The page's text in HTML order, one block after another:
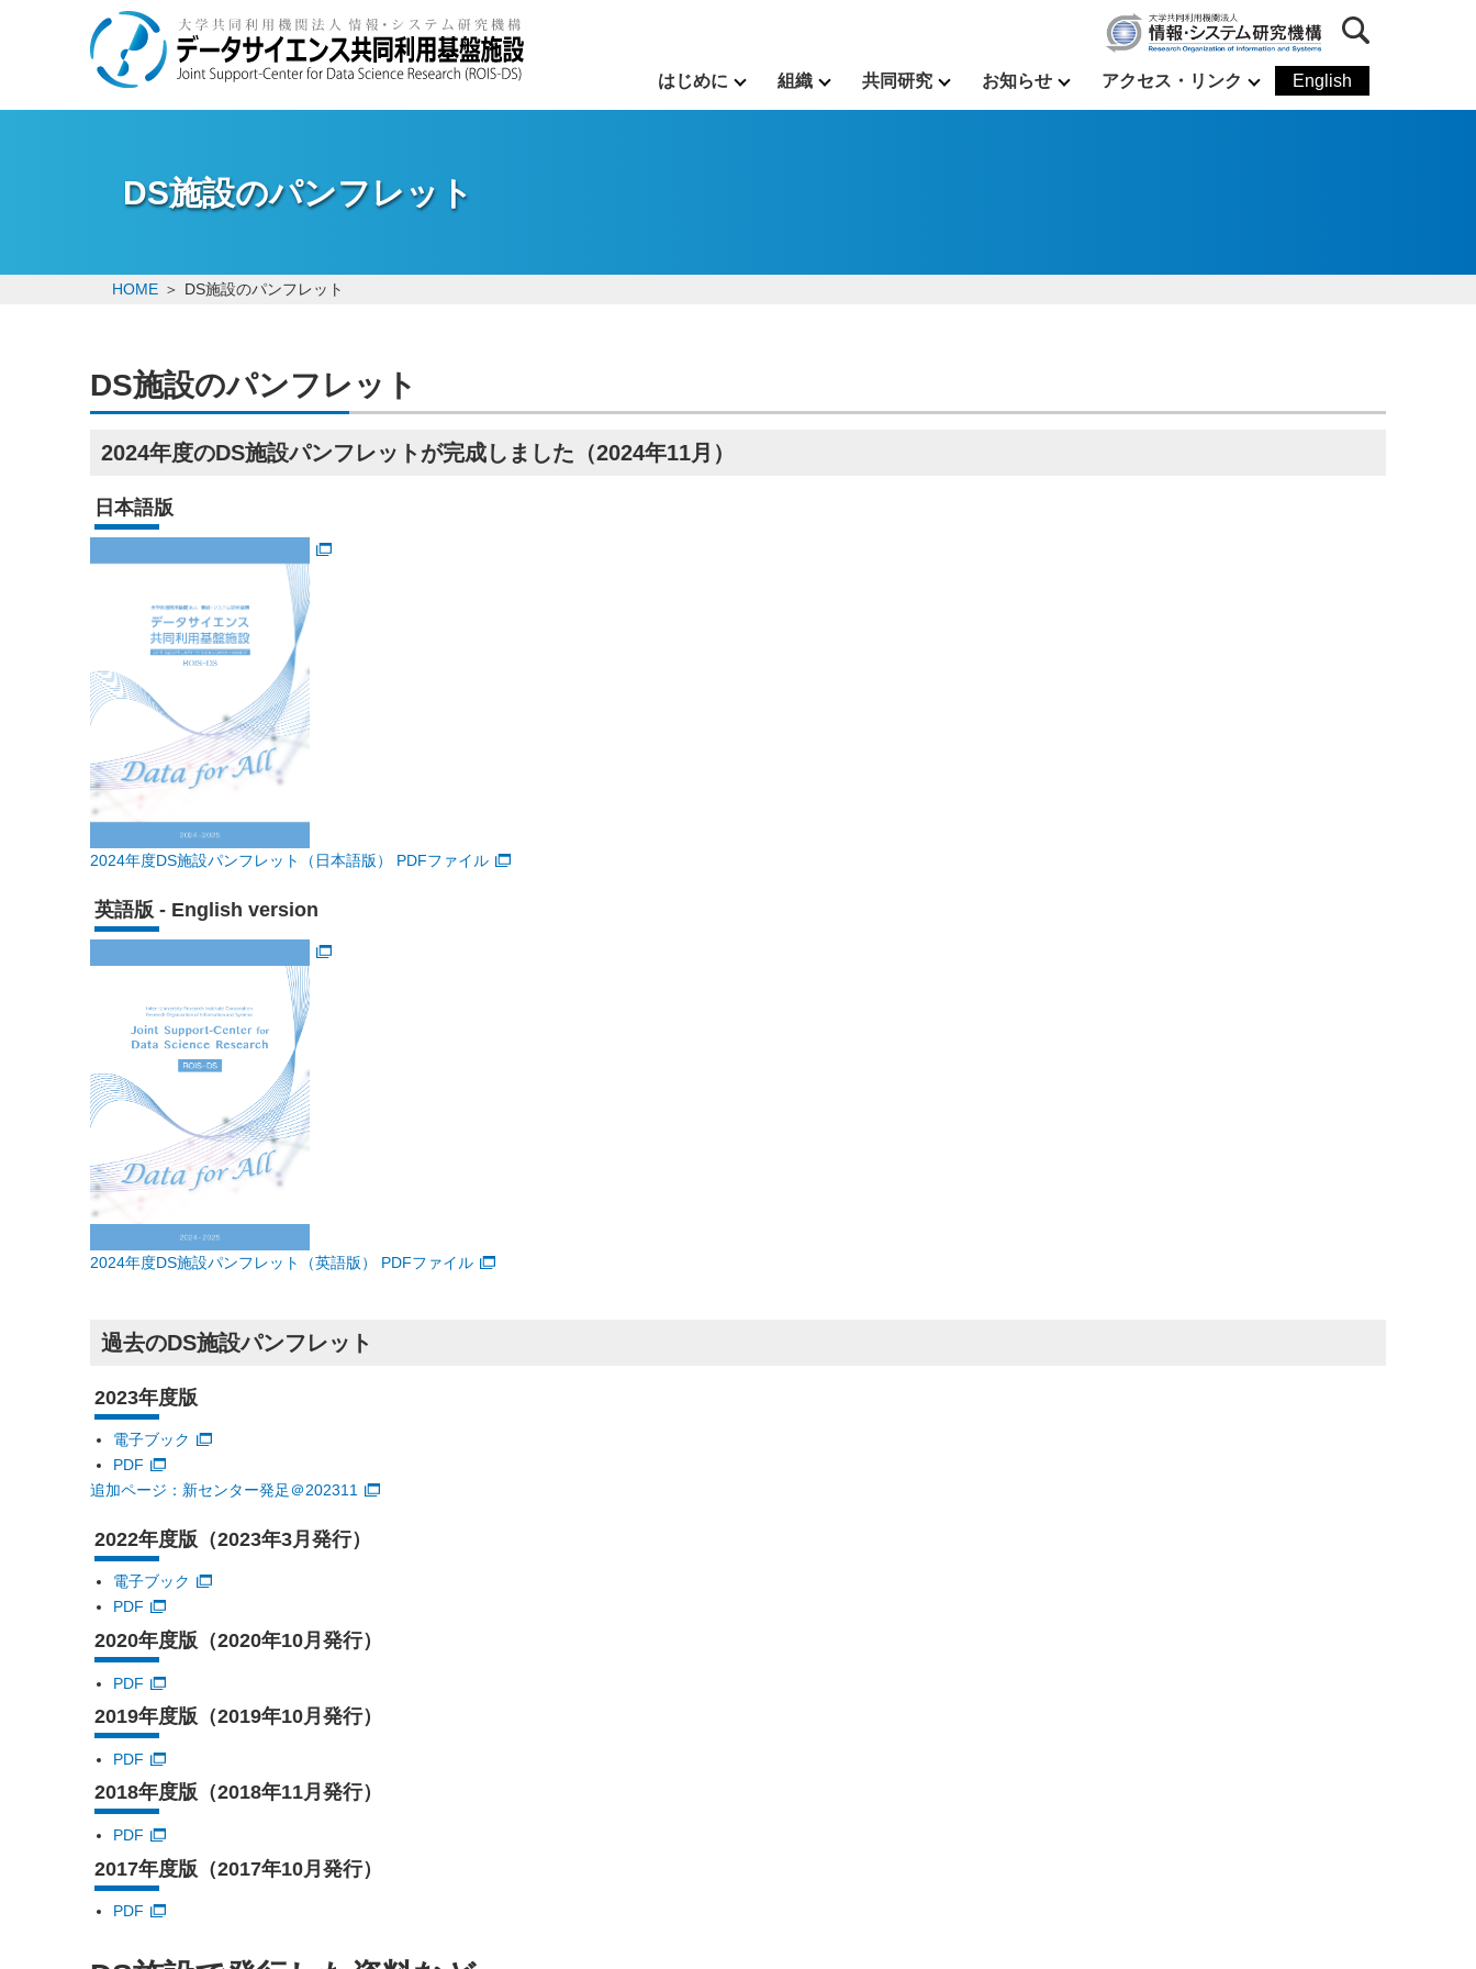
はじめに 組織 共同研究 お知らせ アクセス・リンク English
DS施設のパンフレット
HOME DS施設のパンフレット
DS施設のパンフレット
2024年度のDS施設パンフレットが完成しました（2024年11月）
日本語版
2024年度DS施設パンフレット（日本語版） PDFファイル
英語版 - English version
2024年度DS施設パンフレット（英語版） PDFファイル
過去のDS施設パンフレット
2023年度版
電子ブック
PDF
追加ページ：新センター発足＠202311
2022年度版（2023年3月発行）
電子ブック
PDF
2020年度版（2020年10月発行）
PDF
2019年度版（2019年10月発行）
PDF
2018年度版（2018年11月発行）
PDF
2017年度版（2017年10月発行）
PDF